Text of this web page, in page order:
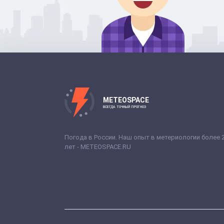
METEOSPACE
ВСЕГДА ТОЧНЫЙ ПРОГНОЗ
Погода в России. Наш опыт в метериологии более
лет - METEOSPACE.RU